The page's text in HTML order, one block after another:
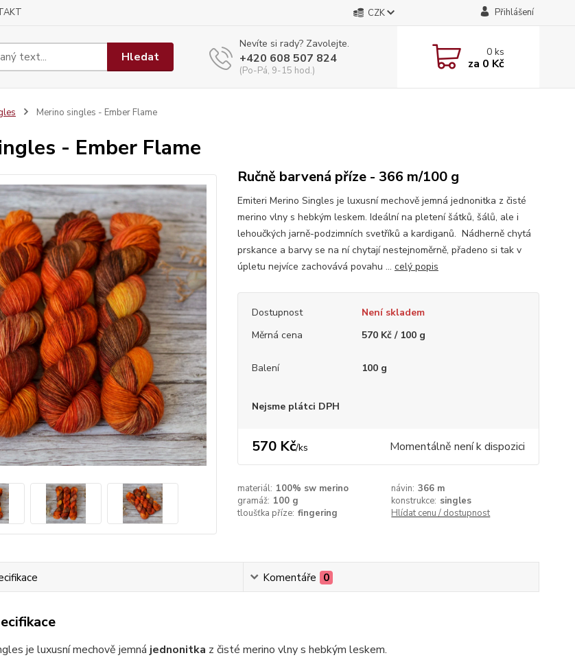
CZK Přihlášení
Hledat
Nevíte si rady? Zavolejte.
+420 608 507 824
(Po-Pá, 9-15 hod.)
0ks
za 0 Kč
Merino singles - Ember Flame
- Ember Flame
Ručně barvená příze - 366 m/100 g
Emiteri Merino Singles je luxusní mechově jemná jednonitka z čisté
merino vlny s hebkým leskem. Ideální na pletení šátků, šálů, ale i
lehoučkých jarně-podzimních svetříků a kardiganů. Nádherně chytá
prskance a barvy se na ní chytají nestejnoměrně, přadeno si tak v
úpletu nejvíce zachovává povahu ... celý popis
Dostupnost
Není skladem
Měrná cena
570 Kč / 100 g
Balení 100 g
Nejsme plátci DPH
570 Kč/ks Momentálně není k dispozici
materiál: 100% sw merino návin: 366 m
gramáž: 100 g konstrukce: singles
tloušťka příze: fingering Hlídat cenu / dostupnost
Komentáře 0
je luxusní mechově jemná jednonitka z čisté merino vlny s hebkým leskem.